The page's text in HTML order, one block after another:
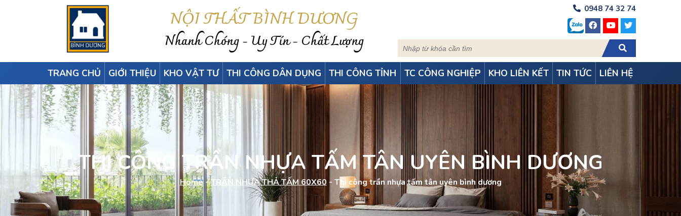
NỘI THẤT BÌNH DƯƠNG
Nhanh Chóng - Uy Tín - Chất Lượng
0948 74 32 74
TRANG CHỦ GIỚI THIỆU KHO VẬT TƯ THI CÔNG DÂN DỤNG THI CÔNG TỈNH TC CÔNG NGHIỆP KHO LIÊN KẾT TIN TỨC LIÊN HỆ
THI CÔNG TRẦN NHỰA TẤM TÂN UYÊN BÌNH DƯƠNG
Home-TRẦN NHỰA THẢ TẤM 60X60- Thi công trần nhựa tấm tân uyên bình dương